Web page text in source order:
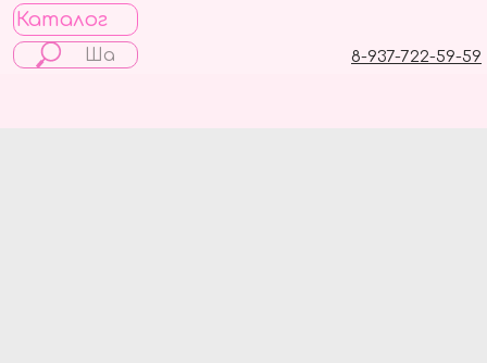
Каталог
8-937-722-59-59